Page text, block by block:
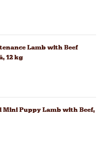
Lamb with Beef
12 kg
Puppy Lamb with Beef,